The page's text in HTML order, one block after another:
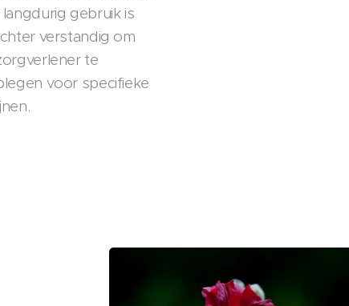
gebruik is
verstandig om
te
voor specifieke